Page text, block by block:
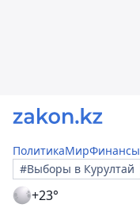
ПолитикаМирФинансы
#Выборы в Курултай
+23°